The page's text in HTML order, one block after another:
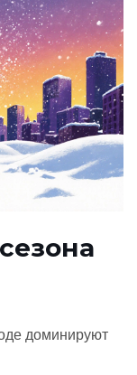
доминируют